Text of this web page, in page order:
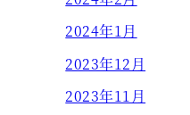
2024年1月
2023年12月
2023年11月